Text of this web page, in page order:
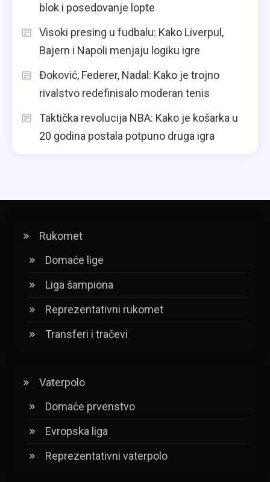
blok i posedovanje lopte
Visoki presing u fudbalu: Kako Liverpul,
Bajern i Napoli menjaju logiku igre
Đoković, Federer, Nadal: Kako je trojno
rivalstvo redefinisalo moderan tenis
Taktička revolucija NBA: Kako je košarka u
20 godina postala potpuno druga igra
Rukomet
Domaće lige
Liga šampiona
Reprezentativni rukomet
Transferi i tračevi
Vaterpolo
Domaće prvenstvo
Evropska liga
Reprezentativni vaterpolo